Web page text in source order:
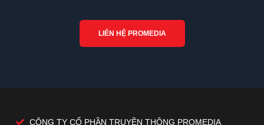
LIÊN HỆ PROMEDIA
CÔNG TY CỔ PHẦN TRUYỀN THÔNG PROMEDIA